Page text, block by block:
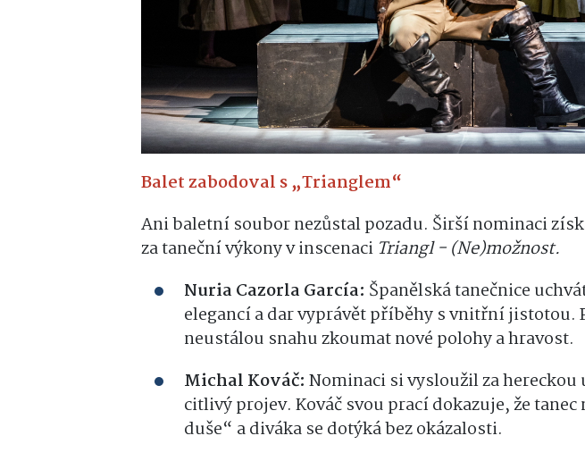
Balet zabodoval s „Trianglem“
Ani baletní soubor nezůstal pozadu. Širší nominaci
za taneční výkony v inscenaci Triangl - (Ne)možnost.
Nuria Cazorla García: Španělská tanečnice
elegancí a dar vyprávět příběhy s vnitřní jistotou.
neustálou snahu zkoumat nové polohy a hravost.
Michal Kováč: Nominaci si vysloužil za hereckou
citlivý projev. Kováč svou prací dokazuje, že
duše“ a diváka se dotýká bez okázalosti.